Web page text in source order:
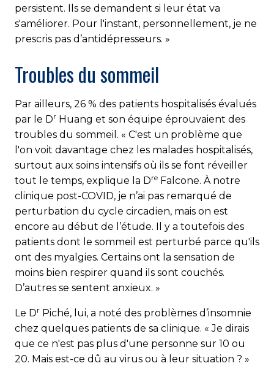
persistent. Ils se demandent si leur état va
s'améliorer. Pour l'instant, personnellement, je ne
prescris pas d’antidépresseurs. »
Troubles du sommeil
Par ailleurs, 26 % des patients hospitalisés évalués
par le Dr Huang et son équipe éprouvaient des
troubles du sommeil. « C'est un problème que
l'on voit davantage chez les malades hospitalisés,
surtout aux soins intensifs où ils se font réveiller
tout le temps, explique la Dre Falcone. À notre
clinique post-COVID, je n’ai pas remarqué de
perturbation du cycle circadien, mais on est
encore au début de l’étude. Il y a toutefois des
patients dont le sommeil est perturbé parce qu'ils
ont des myalgies. Certains ont la sensation de
moins bien respirer quand ils sont couchés.
D’autres se sentent anxieux. »
Le Dr Piché, lui, a noté des problèmes d’insomnie
chez quelques patients de sa clinique. « Je dirais
que ce n'est pas plus d'une personne sur 10 ou
20. Mais est-ce dû au virus ou à leur situation ? »